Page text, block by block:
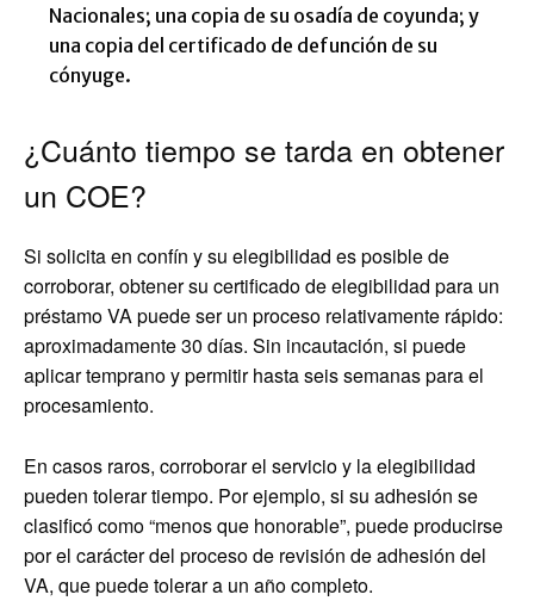
Nacionales; una copia de su osadía de coyunda; y
una copia del certificado de defunción de su
cónyuge.
¿Cuánto tiempo se tarda en obtener
un COE?
Si solicita en confín y su elegibilidad es posible de
corroborar, obtener su certificado de elegibilidad para un
préstamo VA puede ser un proceso relativamente rápido:
aproximadamente 30 días. Sin incautación, si puede
aplicar temprano y permitir hasta seis semanas para el
procesamiento.
En casos raros, corroborar el servicio y la elegibilidad
pueden tolerar tiempo. Por ejemplo, si su adhesión se
clasificó como “menos que honorable”, puede producirse
por el carácter del proceso de revisión de adhesión del
VA, que puede tolerar a un año completo.